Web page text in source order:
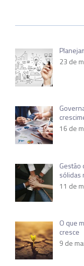
23 de
16 de
Gestão
sólidas
11 de
O que
cresce
9 de